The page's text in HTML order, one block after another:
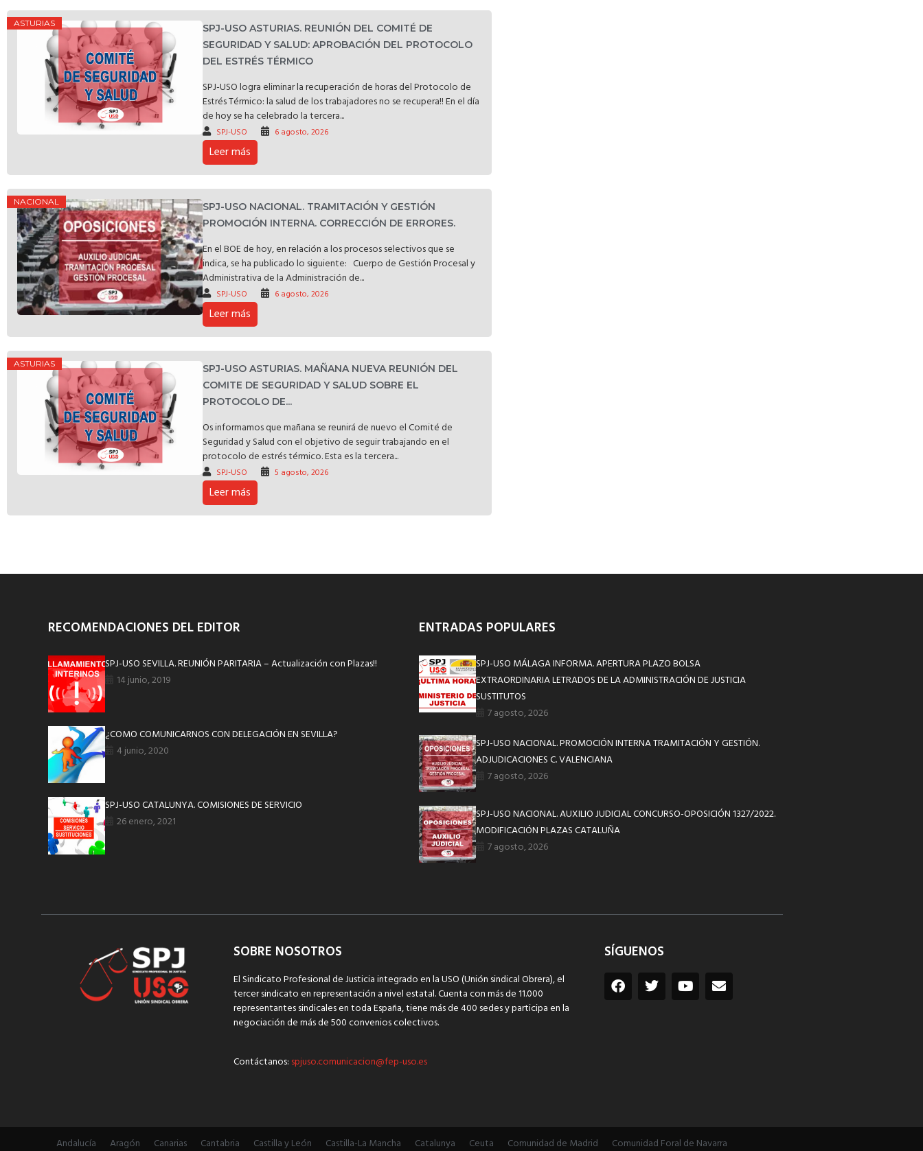
ASTURIAS
SPJ-USO ASTURIAS. REUNIÓN DEL COMITÉ DE
SEGURIDAD Y SALUD: APROBACIÓN DEL PROTOCOLO
DEL ESTRÉS TÉRMICO
SPJ-USO logra eliminar la recuperación de horas del Protocolo de
Estrés Térmico: la salud de los trabajadores no se recupera!! En el día
de hoy se ha celebrado la tercera...
SPJ-USO 6 agosto, 2026
Leer más
NACIONAL
SPJ-USO NACIONAL. TRAMITACIÓN Y GESTIÓN
PROMOCIÓN INTERNA. CORRECCIÓN DE ERRORES.
En el BOE de hoy, en relación a los procesos selectivos que se
indica, se ha publicado lo siguiente: Cuerpo de Gestión Procesal y
Administrativa de la Administración de...
SPJ-USO 6 agosto, 2026
Leer más
ASTURIAS
SPJ-USO ASTURIAS. MAÑANA NUEVA REUNIÓN DEL
COMITE DE SEGURIDAD Y SALUD SOBRE EL
PROTOCOLO DE...
Os informamos que mañana se reunirá de nuevo el Comité de
Seguridad y Salud con el objetivo de seguir trabajando en el
protocolo de estrés térmico. Esta es la tercera...
SPJ-USO 5 agosto, 2026
Leer más
RECOMENDACIONES DEL EDITOR
SPJ-USO SEVILLA. REUNIÓN PARITARIA – Actualización con Plazas!!
14 junio, 2019
¿COMO COMUNICARNOS CON DELEGACIÓN EN SEVILLA?
4 junio, 2020
SPJ-USO CATALUNYA. COMISIONES DE SERVICIO
26 enero, 2021
ENTRADAS POPULARES
SPJ-USO MÁLAGA INFORMA. APERTURA PLAZO BOLSA
EXTRAORDINARIA LETRADOS DE LA ADMINISTRACIÓN DE JUSTICIA
SUSTITUTOS
7 agosto, 2026
SPJ-USO NACIONAL. PROMOCIÓN INTERNA TRAMITACIÓN Y GESTIÓN.
ADJUDICACIONES C. VALENCIANA
7 agosto, 2026
SPJ-USO NACIONAL. AUXILIO JUDICIAL CONCURSO-OPOSICIÓN 1327/2022.
MODIFICACIÓN PLAZAS CATALUÑA
7 agosto, 2026
SOBRE NOSOTROS
El Sindicato Profesional de Justicia integrado en la USO (Unión sindical Obrera), el
tercer sindicato en representación a nivel estatal. Cuenta con más de 11.000
representantes sindicales en toda España, tiene más de 400 sedes y participa en la
negociación de más de 500 convenios colectivos.
Contáctanos: spjuso.comunicacion@fep-uso.es
SÍGUENOS
Andalucía Aragón Canarias Cantabria Castilla y León Castilla-La Mancha Catalunya Ceuta Comunidad de Madrid Comunidad Foral de Navarra